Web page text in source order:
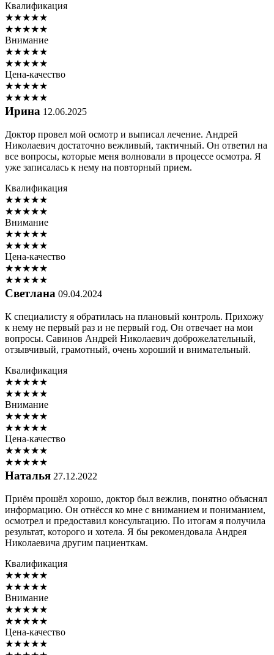
Квалификация
★★★★★
★★★★★
Внимание
★★★★★
★★★★★
Цена-качество
★★★★★
★★★★★
Ирина 12.06.2025
Доктор провел мой осмотр и выписал лечение. Андрей
Николаевич достаточно вежливый, тактичный. Он ответил на
все вопросы, которые меня волновали в процессе осмотра. Я
уже записалась к нему на повторный прием.
Квалификация
★★★★★
★★★★★
Внимание
★★★★★
★★★★★
Цена-качество
★★★★★
★★★★★
Светлана 09.04.2024
К специалисту я обратилась на плановый контроль. Прихожу
к нему не первый раз и не первый год. Он отвечает на мои
вопросы. Савинов Андрей Николаевич доброжелательный,
отзывчивый, грамотный, очень хороший и внимательный.
Квалификация
★★★★★
★★★★★
Внимание
★★★★★
★★★★★
Цена-качество
★★★★★
★★★★★
Наталья 27.12.2022
Приём прошёл хорошо, доктор был вежлив, понятно объяснял
информацию. Он отнёсся ко мне с вниманием и пониманием,
осмотрел и предоставил консультацию. По итогам я получила
результат, которого и хотела. Я бы рекомендовала Андрея
Николаевича другим пациенткам.
Квалификация
★★★★★
★★★★★
Внимание
★★★★★
★★★★★
Цена-качество
★★★★★